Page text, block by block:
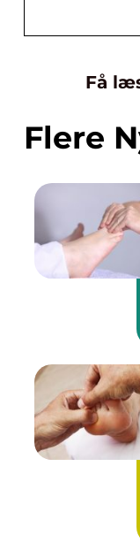
Få
Flere